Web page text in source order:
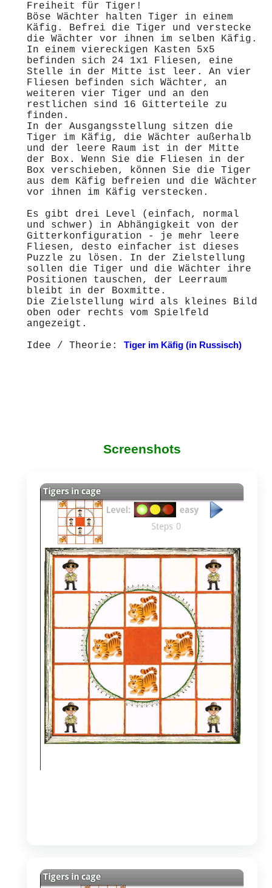
Freiheit für Tiger!
Böse Wächter halten Tiger in einem
Käfig. Befrei die Tiger und verstecke
die Wächter vor ihnen im selben Käfig.
In einem viereckigen Kasten 5x5
befinden sich 24 1x1 Fliesen, eine
Stelle in der Mitte ist leer. An vier
Fliesen befinden sich Wächter, an
weiteren vier Tiger und an den
restlichen sind 16 Gitterteile zu
finden.
In der Ausgangsstellung sitzen die
Tiger im Käfig, die Wächter außerhalb
und der leere Raum ist in der Mitte
der Box. Wenn Sie die Fliesen in der
Box verschieben, können Sie die Tiger
aus dem Käfig befreien und die Wächter
vor ihnen im Käfig verstecken.
Es gibt drei Level (einfach, normal
und schwer) in Abhängigkeit von der
Gitterkonfiguration - je mehr leere
Fliesen, desto einfacher ist dieses
Puzzle zu lösen. In der Zielstellung
sollen die Tiger und die Wächter ihre
Positionen tauschen, der Leerraum
bleibt in der Boxmitte.
Die Zielstellung wird als kleines Bild
oben oder rechts vom Spielfeld
angezeigt.
Idee / Theorie: Tiger im Käfig (in Russisch)
Screenshots